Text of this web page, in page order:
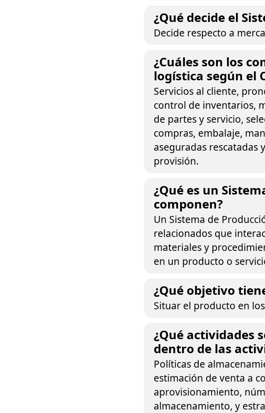
¿Qué decide el
Decide respecto a
¿Cuáles son los
logística según el
Servicios al cliente,
control de inventarios,
de partes y servicio,
compras, embalaje,
aseguradas
provisión.
¿Qué es un
componen?
Un Sistema de
relacionados que
materiales y
en un producto o
¿Qué objetivo
Situar el producto en
¿Qué actividades
dentro de las
Políticas de
estimación de venta a
aprovisionamiento,
almacenamiento, y